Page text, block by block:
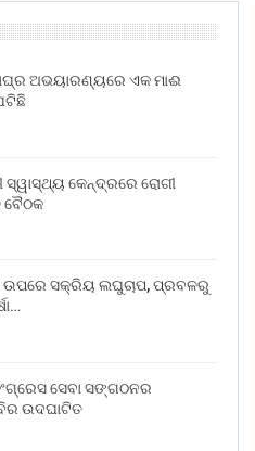
ଅଭୟାରଣ୍ୟରେ ଏକ ମାଈ
କେନ୍ଦ୍ରରେ ରୋଗୀ
ବୈଠକ
ଉପରେ ସକ୍ରିୟ ଲଘୁଚାପ, ପ୍ରବଳରୁ
ସେବା ସଙ୍ଗଠନର
ଉଦଘାଟିତ